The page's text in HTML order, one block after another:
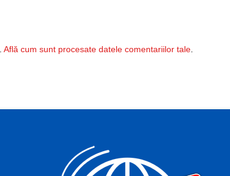
Află cum sunt procesate datele comentariilor tale